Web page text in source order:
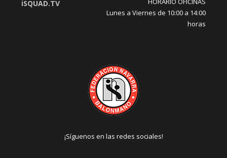
iSQUAD.TV
Lunes a Viernes de 10:00 a 14:00
horas
¡Síguenos en las redes sociales!